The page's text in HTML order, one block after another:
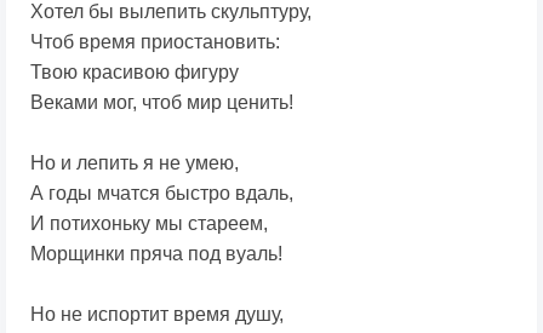
Хотел бы вылепить скульптуру,
Чтоб время приостановить:
Твою красивою фигуру
Веками мог, чтоб мир ценить!
Но и лепить я не умею,
А годы мчатся быстро вдаль,
И потихоньку мы стареем,
Морщинки пряча под вуаль!
Но не испортит время душу,